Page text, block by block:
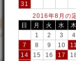
31
2016年8月の
日
月 火 水 木
1
2 3 4
7
8 9 10 11
14
15 16 17